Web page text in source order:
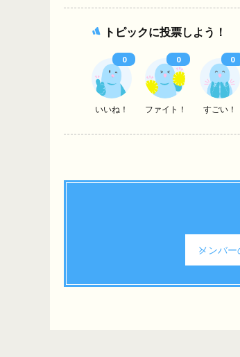
トピックに投票しよう！
いいね！ ファイト！ すごい！
0 0 0
メンバー